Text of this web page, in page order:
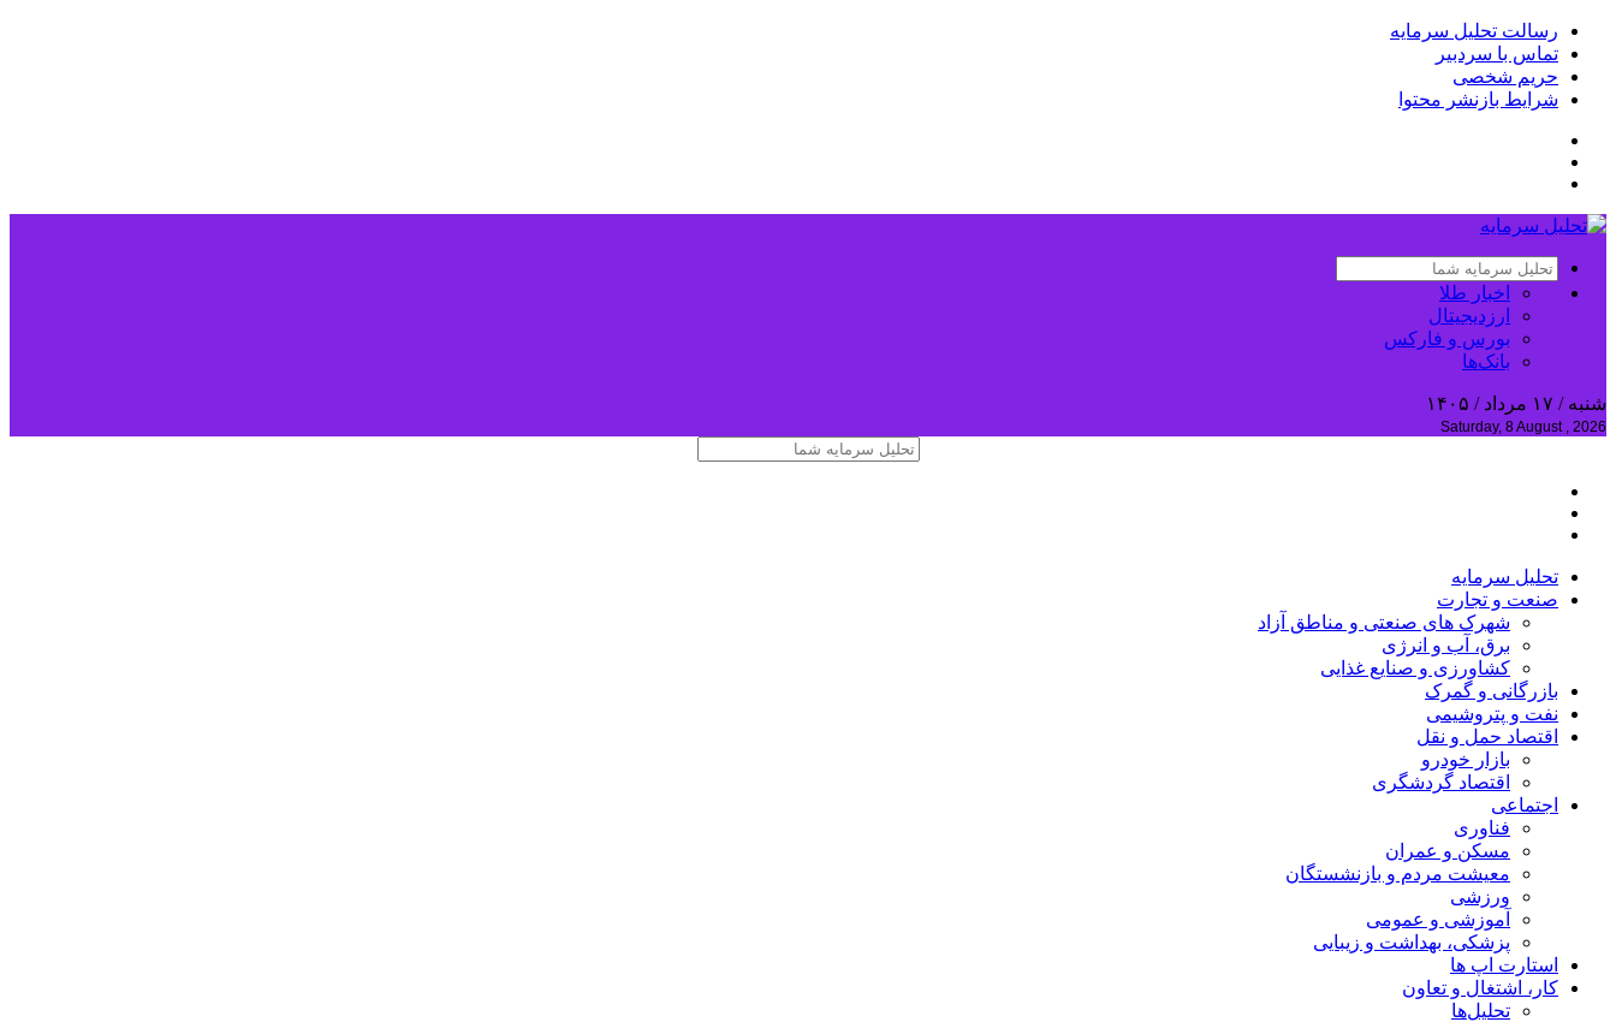
رسالت تحلیل سرمایه
تماس با سردبیر
حریم شخصی
شرایط بازنشر محتوا
اخبار طلا
ارزدیجیتال
بورس و فارکس
بانک‌ها
شنبه / ۱۷ مرداد / ۱۴۰۵
Saturday, 8 August , 2026
تحلیل‌ سرمایه
صنعت و تجارت
شهرک های صنعتی و مناطق آزاد
برق، آب و انرژی
کشاورزی و صنایع غذایی
بازرگانی و گمرک
نفت و پتروشیمی
اقتصاد حمل و نقل
بازار خودرو
اقتصاد گردشگری
اجتماعی
فناوری
مسکن و عمران
معیشت مردم و بازنشستگان
ورزشی
آموزشی و عمومی
پزشکی، بهداشت و زیبایی
استارت اپ ها
کار، اشتغال و تعاون
تحلیل‌ها